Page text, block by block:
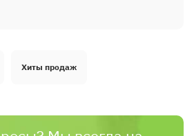
Хиты продаж